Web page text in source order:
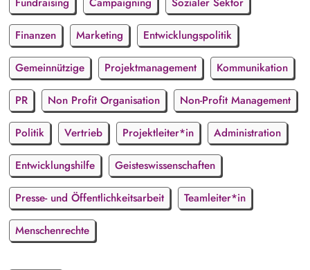
Finanzen Marketing Entwicklungspolitik
Gemeinnützige Projektmanagement Kommunikation
PR Non Profit Organisation Non-Profit Management
Politik Vertrieb Projektleiter*in Administration
Entwicklungshilfe Geisteswissenschaften
Presse- und Öffentlichkeitsarbeit Teamleiter*in
Menschenrechte